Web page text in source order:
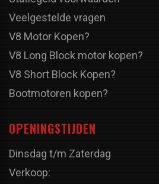
Veelgestelde vragen
V8 Motor Kopen?
V8 Long Block motor kopen?
V8 Short Block Kopen?
Bootmotoren kopen?
OPENINGSTIJDEN
Dinsdag t/m Zaterdag
Verkoop: